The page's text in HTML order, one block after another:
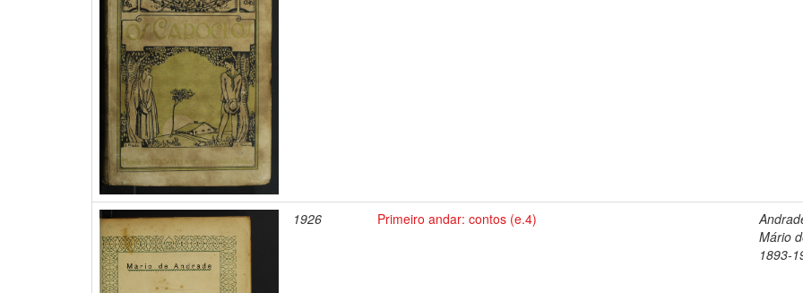
1926 Primeiro andar: contos (e.4)
Mário
1893-